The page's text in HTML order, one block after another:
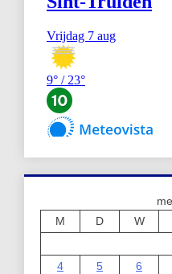
M
D W
4
5 6